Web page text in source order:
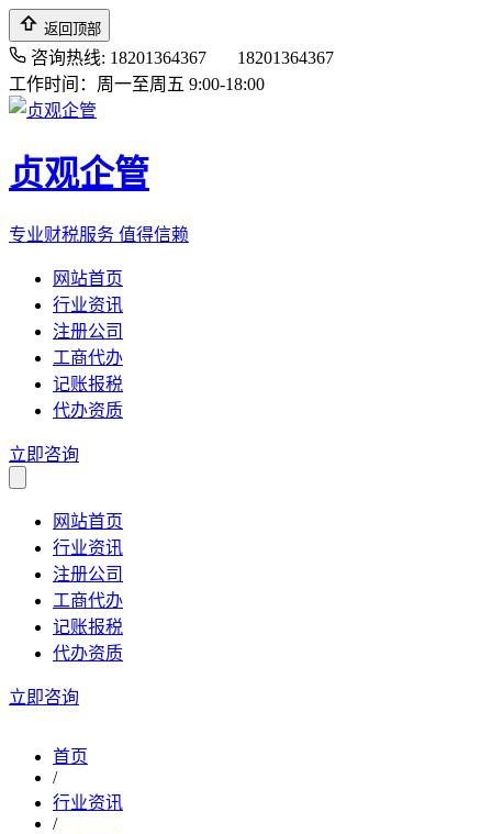
返回顶部
咨询热线: 18201364367
18201364367
工作时间：周一至周五 9:00-18:00
贞观企管
专业财税服务 值得信赖
网站首页
行业资讯
注册公司
工商代办
记账报税
代办资质
立即咨询
网站首页
行业资讯
注册公司
工商代办
记账报税
代办资质
立即咨询
首页
/
行业资讯
/